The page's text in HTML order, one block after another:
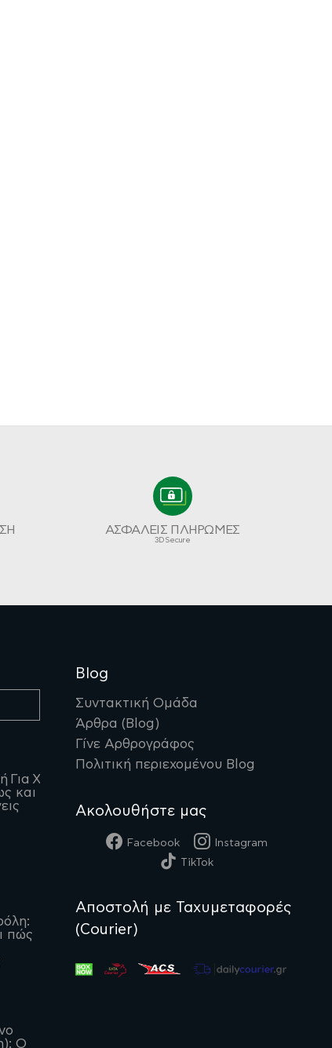
ΑΣΦΑΛΕΙΣ ΠΛΗΡΩΜΕΣ
3D Secure
Για Χοληστερίνη:
και τι να
πώς
Ο
Blog
Συντακτική Ομάδα
Άρθρα (Blog)
Γίνε Αρθρογράφος
Πολιτική περιεχομένου Blog
Ακολουθήστε μας
Facebook
Instagram
TikTok
Αποστολή με Ταχυμεταφορές
(Courier)